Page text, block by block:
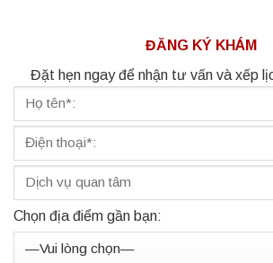
ĐĂNG KÝ KHÁM
Đặt hẹn ngay để nhận tư vấn và xếp
Chọn địa điểm gần bạn: